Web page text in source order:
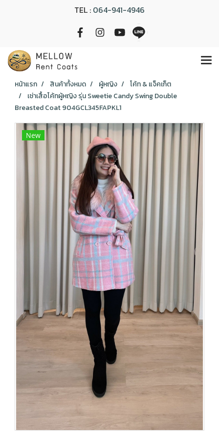
TEL : 064-941-4946
หน้าแรก สินค้าทั้งหมด ผู้หญิง
โค้ท & แจ็คเก็ต
เช่าเสื้อโค้ทผู้หญิง รุ่น Sweetie Candy Swing Double
Breasted Coat 904GCL345FAPKL1
New